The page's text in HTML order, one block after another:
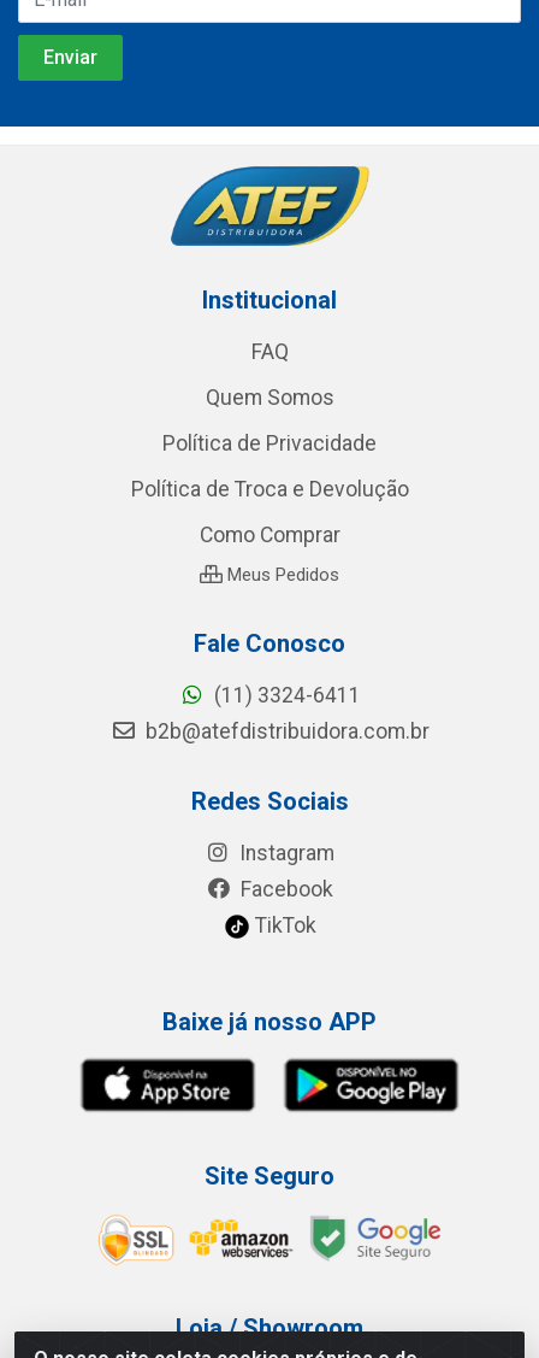
Institucional
FAQ
Quem Somos
Política de Privacidade
Política de Troca e Devolução
Como Comprar
Meus Pedidos
Fale Conosco
(11) 3324-6411
b2b@atefdistribuidora.com.br
Redes Sociais
Instagram
Facebook
TikTok
Baixe já nosso APP
Site Seguro
Loja / Showroom